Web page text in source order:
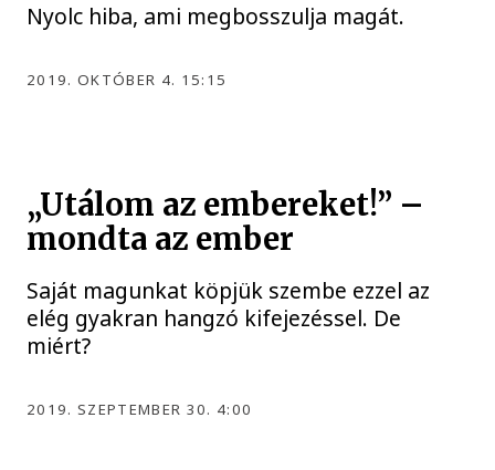
Nyolc hiba, ami megbosszulja magát.
2019. OKTÓBER 4. 15:15
„Utálom az embereket!” –
mondta az ember
Saját magunkat köpjük szembe ezzel az
elég gyakran hangzó kifejezéssel. De
miért?
2019. SZEPTEMBER 30. 4:00